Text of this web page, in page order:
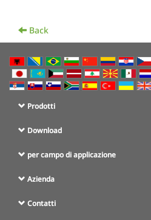
Back
Prodotti
Download
per campo di applicazione
Azienda
Contatti